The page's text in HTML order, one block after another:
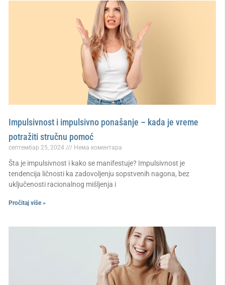
Impulsivnost i impulsivno ponašanje – kada je vreme
potražiti stručnu pomoć
септембар 25, 2024 Нема коментара
Šta je impulsivnost i kako se manifestuje? Impulsivnost je
tendencija ličnosti ka zadovoljenju sopstvenih nagona, bez
uključenosti racionalnog mišljenja i
Pročitaj više »